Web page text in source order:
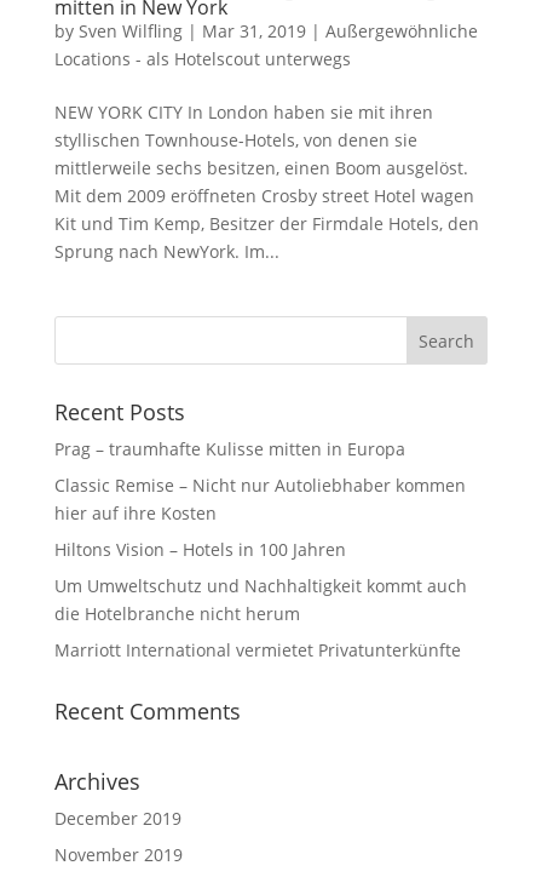
mitten in New York
by Sven Wilfling| Mar 31, 2019| Außergewöhnliche
Locations - als Hotelscout unterwegs
NEW YORK CITY In London haben sie mit ihren
styllischen Townhouse-Hotels, von denen sie
mittlerweile sechs besitzen, einen Boom ausgelöst.
Mit dem 2009 eröffneten Crosby street Hotel wagen
Kit und Tim Kemp, Besitzer der Firmdale Hotels, den
Sprung nach NewYork. Im...
Recent Posts
Prag – traumhafte Kulisse mitten in Europa
Classic Remise – Nicht nur Autoliebhaber kommen
hier auf ihre Kosten
Hiltons Vision – Hotels in 100 Jahren
Um Umweltschutz und Nachhaltigkeit kommt auch
die Hotelbranche nicht herum⁩
Marriott International vermietet Privatunterkünfte
Recent Comments
Archives
December 2019
November 2019